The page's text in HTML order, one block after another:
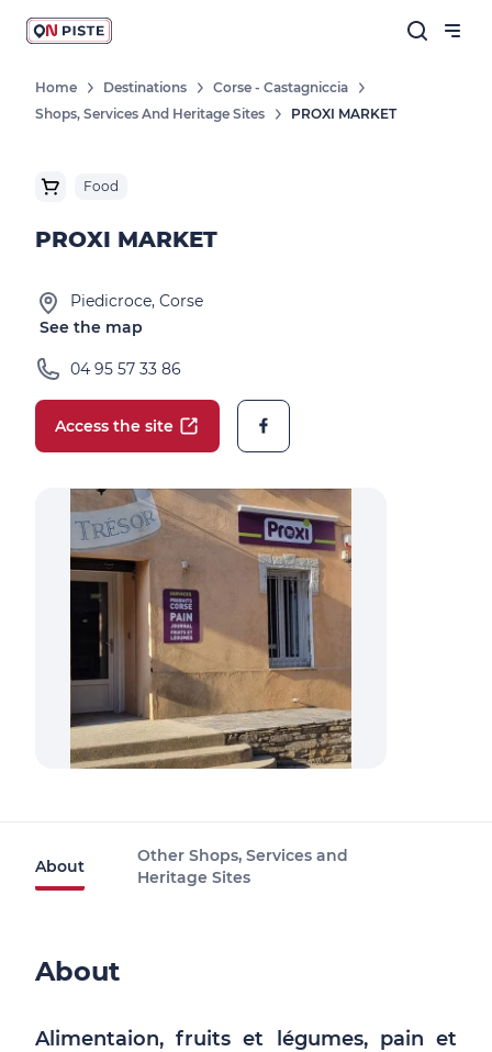
Home Destinations
Corse - Castagniccia
Shops, Services And Heritage Sites
PROXI MARKET
Food
PROXI MARKET
Piedicroce, Corse
See the map
04 95 57 33 86
Access the site
About
Other Shops, Services and
Heritage Sites
About
Alimentaion, fruits et légumes, pain et